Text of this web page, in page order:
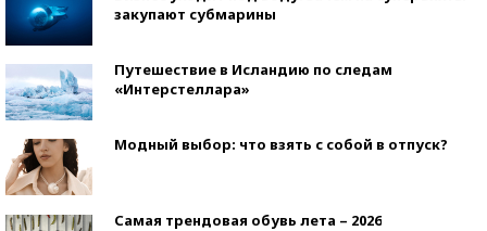
закупают субмарины
Путешествие в Исландию по следам
«Интерстеллара»
Модный выбор: что взять с собой в отпуск?
Самая трендовая обувь лета – 2026